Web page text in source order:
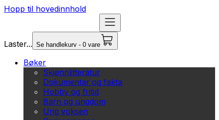
Hopp til hovedinnhold
Laster... Se handlekurv - 0 vare
Bøker
Skjønnlitteratur
Dokumentar og fakta
Hobby og fritid
Barn og ungdom
Ung voksen